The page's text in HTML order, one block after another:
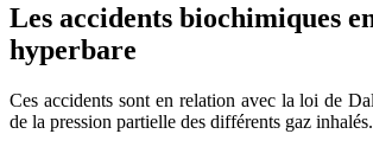
Les accidents biochimiques
hyperbare
Ces accidents sont en relation avec la loi de
de la pression partielle des différents gaz inhalés.